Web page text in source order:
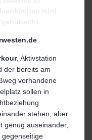
, Aktivstation
der bereits am
vorhandene
sollen in
stehen, aber
genug auseinander,
gegenseitige